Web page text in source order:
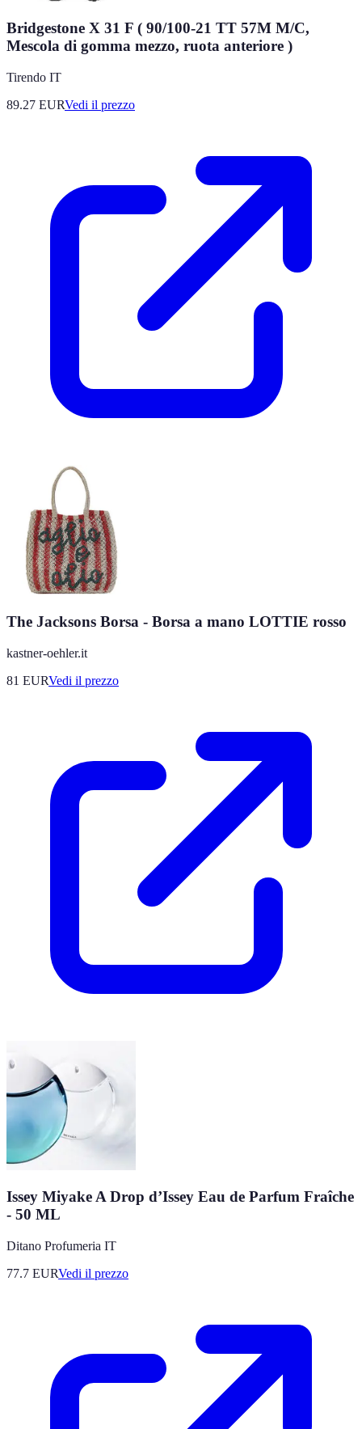
Bridgestone X 31 F ( 90/100-21 TT 57M M/C,
Mescola di gomma mezzo, ruota anteriore )
Tirendo IT
89.27 EURVedi il prezzo
The Jacksons Borsa - Borsa a mano LOTTIE rosso
kastner-oehler.it
81 EURVedi il prezzo
Issey Miyake A Drop d’Issey Eau de Parfum Fraîche
- 50 ML
Ditano Profumeria IT
77.7 EURVedi il prezzo